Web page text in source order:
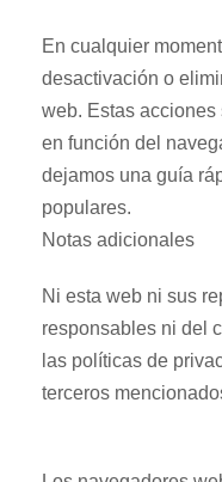
En cualquier
desactivación o
web. Estas
en función del
dejamos una guía
populares.
Notas adicionales
Ni esta web ni sus
responsables ni del
las políticas de
terceros